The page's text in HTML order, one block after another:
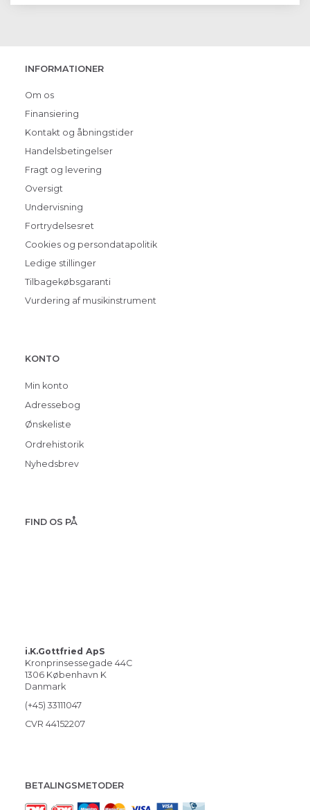
INFORMATIONER
Om os
Finansiering
Kontakt og åbningstider
Handelsbetingelser
Fragt og levering
Oversigt
Undervisning
Fortrydelsesret
Cookies og persondatapolitik
Ledige stillinger
Tilbagekøbsgaranti
Vurdering af musikinstrument
KONTO
Min konto
Adressebog
Ønskeliste
Ordrehistorik
Nyhedsbrev
FIND OS PÅ
i.K.Gottfried ApS
Kronprinsessegade 44C
1306 København K
Danmark
(+45) 33111047
CVR 44152207
BETALINGSMETODER